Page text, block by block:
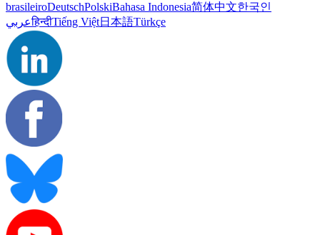
brasileiroDeutschPolskiBahasa Indonesia简体中文한국인
عربيहिन्दीTiếng Việt日本語Türkçe